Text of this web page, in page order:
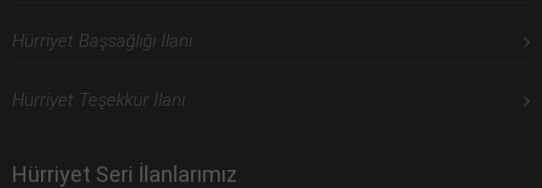
Hürriyet Başsağlığı İlanı
Hürriyet Teşekkür İlanı
Hürriyet Seri İlanlarımız